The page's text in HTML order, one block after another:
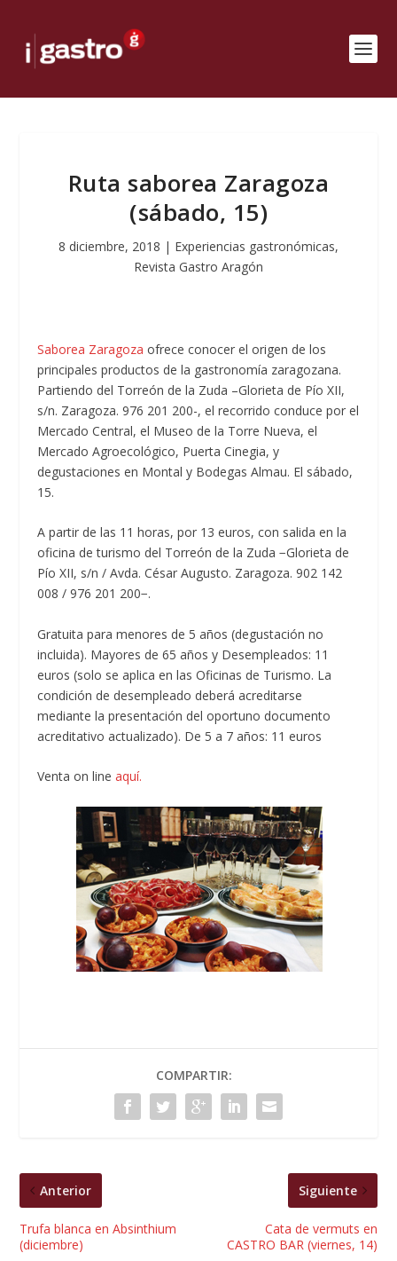
Ruta saborea Zaragoza
(sábado, 15)
8 diciembre, 2018 | Experiencias gastronómicas,
Revista Gastro Aragón
Saborea Zaragoza ofrece conocer el origen de los
principales productos de la gastronomía zaragozana.
Partiendo del Torreón de la Zuda –Glorieta de Pío XII,
s/n. Zaragoza. 976 201 200-, el recorrido conduce por el
Mercado Central, el Museo de la Torre Nueva, el
Mercado Agroecológico, Puerta Cinegia, y
degustaciones en Montal y Bodegas Almau. El sábado,
15.
A partir de las 11 horas, por 13 euros, con salida en la
oficina de turismo del Torreón de la Zuda −Glorieta de
Pío XII, s/n / Avda. César Augusto. Zaragoza. 902 142
008 / 976 201 200−.
Gratuita para menores de 5 años (degustación no
incluida). Mayores de 65 años y Desempleados: 11
euros (solo se aplica en las Oficinas de Turismo. La
condición de desempleado deberá acreditarse
mediante la presentación del oportuno documento
acreditativo actualizado). De 5 a 7 años: 11 euros
Venta on lineaquí.­­
COMPARTIR:
Anterior
Trufa blanca en Absinthium
(diciembre)
Siguiente
Cata de vermuts en
CASTRO BAR (viernes, 14)